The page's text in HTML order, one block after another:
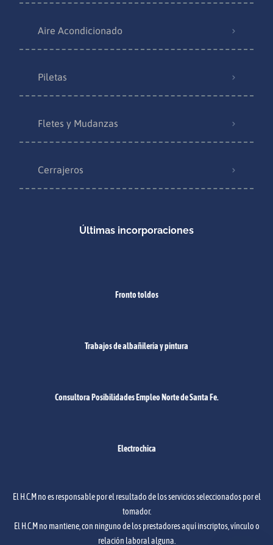
Aire Acondicionado
Piletas
Fletes y Mudanzas
Cerrajeros
Últimas incorporaciones
Fronto toldos
Trabajos de albañilería y pintura
Consultora Posibilidades Empleo Norte de Santa Fe.
Electrochica
El H.C.M no es responsable por el resultado de los servicios seleccionados por el
tomador.
El H.C.M no mantiene, con ninguno de los prestadores aquí inscriptos, vínculo o
relación laboral alguna.